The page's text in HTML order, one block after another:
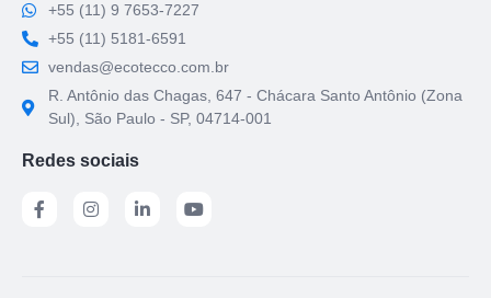
+55 (11) 9 7653-7227
+55 (11) 5181-6591
vendas@ecotecco.com.br
R. Antônio das Chagas, 647 - Chácara Santo Antônio (Zona
Sul), São Paulo - SP, 04714-001
Redes sociais